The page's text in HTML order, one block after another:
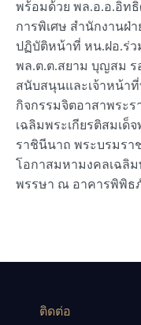
พร้อมด้วย พล.อ.อ.อิท
การพิเศษ สำนักงานฝ่
ปฏิบัติหน้าที่ หน.ฝอ.ร่
พล.ต.ต.สยาม บุญสม ร
สนับสนุนและเจ้าหน้าที่
กิจกรรมจิตอาสาพระ
เฉลิมพระเกียรติสมเด็
ราชินีนาถ พระบรมรา
โอกาสมหามงคลเฉลิ
พรรษา ณ อาคารพิพิ
ติดต่อ